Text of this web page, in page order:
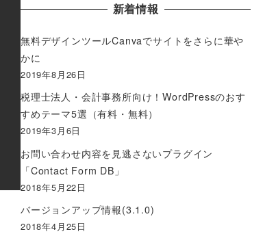
新着情報
無料デザインツールCanvaでサイトをさらに華や
かに
2019年8月26日
税理士法人・会計事務所向け！WordPressのおす
すめテーマ5選（有料・無料）
2019年3月6日
お問い合わせ内容を見逃さないプラグイン
「Contact Form DB」
2018年5月22日
バージョンアップ情報(3.1.0)
2018年4月25日